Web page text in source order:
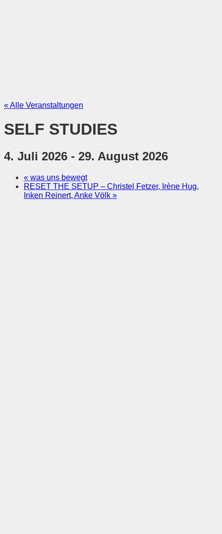
« Alle Veranstaltungen
SELF STUDIES
4. Juli 2026 - 29. August 2026
« was uns bewegt
RESET THE SETUP – Christel Fetzer, Irène Hug,
Inken Reinert, Anke Völk »